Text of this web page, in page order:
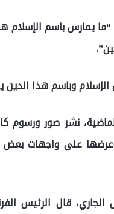
وباسم هذا الدين
نشر صور ورسوم
وعرضها على واجهات
الأول الجاري، قال